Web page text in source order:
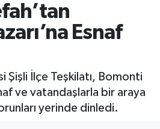
Esnaf
Şişli İlçe Teşkilatı, Bomonti
ve vatandaşlarla bir araya
yerinde dinledi.
ve Fikstür